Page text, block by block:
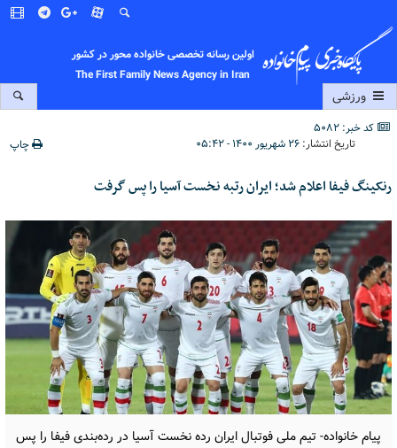
اولین رسانه تخصصی خانواده محور در کشور
The First Family News Agency in Iran
ورزشی
کد خبر: 5082
تاریخ انتشار:۲۶ شهریور ۱۴۰۰ - ۰۵:۴۲ چاپ
رنکینگ فیفا اعلام شد؛ ایران رتبه نخست آسیا را پس گرفت
پیام خانواده- تیم ملی فوتبال ایران رده نخست آسیا در رده‌بندی فیفا را پس